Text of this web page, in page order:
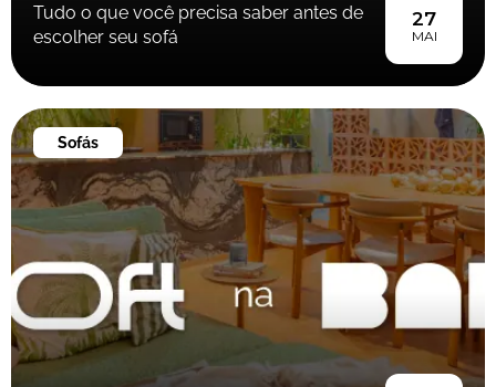
Tudo o que você precisa saber antes de
escolher seu sofá
27
MAI
Sofás